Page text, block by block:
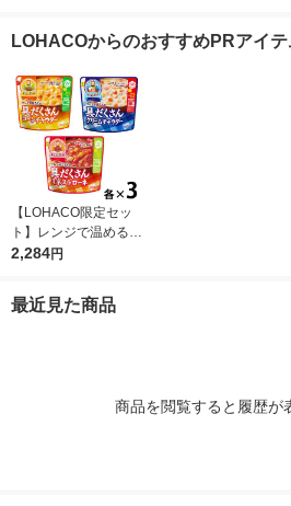
LOHACOからのおすすめPRアイテ
【LOHACO限定セッ
ト】レンジで温めるだ
け♪ 江崎グリコ クレ
セット（9食）
2,284円
最近見た商品
商品を閲覧すると履歴が